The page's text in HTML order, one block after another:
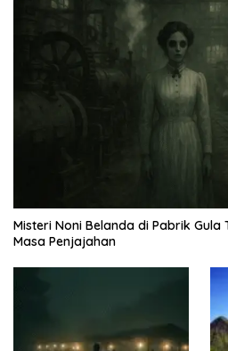
Misteri Noni Belanda di Pabrik
Masa Penjajahan